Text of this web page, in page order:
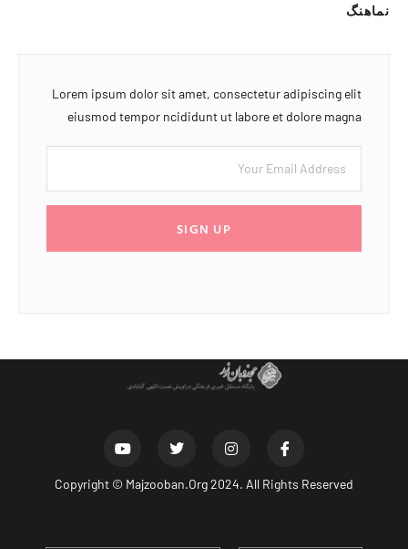
نماهنگ
Lorem ipsum dolor sit amet, consectetur adipiscing elit
eiusmod tempor ncididunt ut labore et dolore magna
SIGN UP
Copyright © Majzooban.Org2024. All Rights Reserved